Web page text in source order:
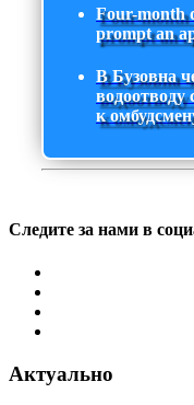
Four-month
prompt an
В Бузовна
водоотводу
к
Следите за нами в
Актуально